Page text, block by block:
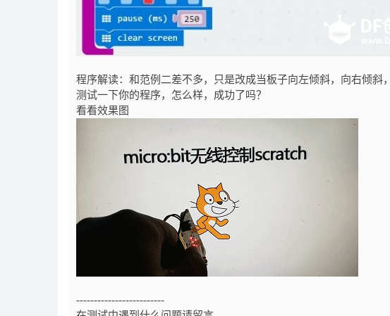
程序解读：和范例二差不多，只是改成当板子向左倾斜，向右倾斜
测试一下你的程序，怎么样，成功了吗？
看看效果图
-------------------------